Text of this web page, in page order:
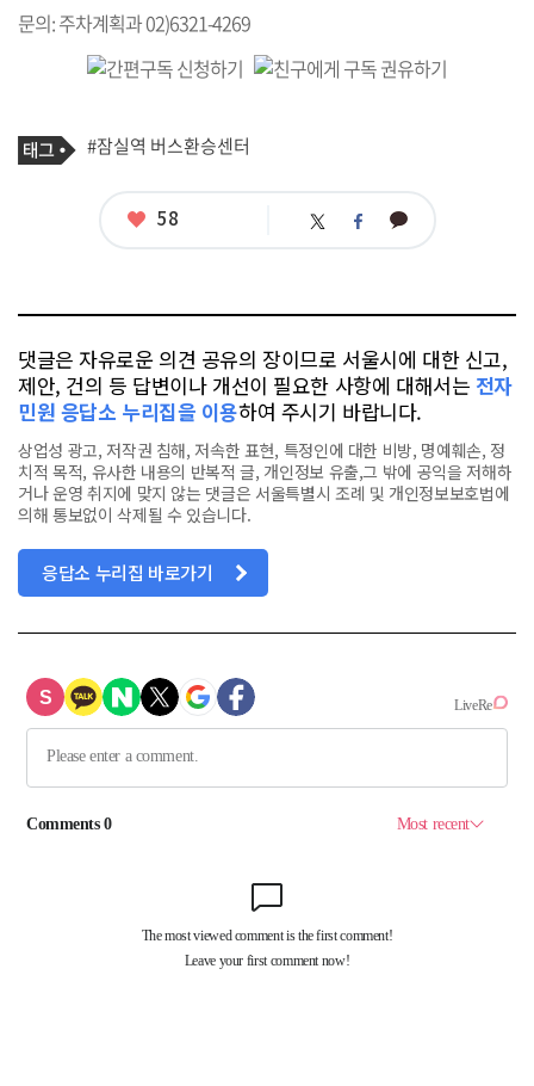
문의: 주차계획과 02)6321-4269
기
사
태
그
#잠실역 버스환승센터
좋
58 트 페 카
댓글은 자유로운 의견 공유의 장이므로 서울시에 대한 신고,
제안, 건의 등 답변이나 개선이 필요한 사항에 대해서는 전자
민원 응답소 누리집을 이용하여 주시기 바랍니다.
상업성 광고, 저작권 침해, 저속한 표현, 특정인에 대한 비방, 명예훼손, 정
치적 목적, 유사한 내용의 반복적 글, 개인정보 유출,그 밖에 공익을 저해하
거나 운영 취지에 맞지 않는 댓글은 서울특별시 조례 및 개인정보보호법에
의해 통보없이 삭제될 수 있습니다.
응답소 누리집 바로가기